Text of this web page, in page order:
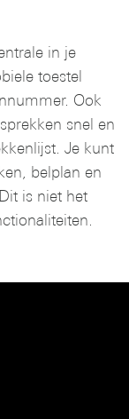
in je
toestel
Ook
snel en
Je kunt
belplan en
is niet het